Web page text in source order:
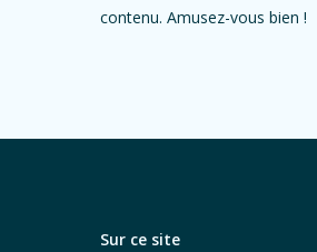
contenu. Amusez-vous bien !
Sur ce site